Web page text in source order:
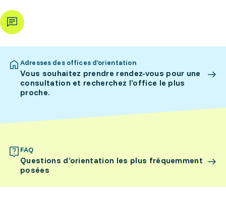
Adresses des offices d’orientation
Vous souhaitez prendre rendez-vous pour une
consultation et recherchez l’office le plus
proche.
FAQ
Questions d’orientation les plus fréquemment
posées